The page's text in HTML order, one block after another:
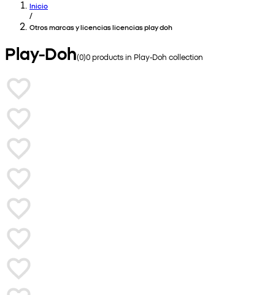
Inicio
/
Otros marcas y licencias licencias play doh
Play-Doh(0)0products in Play-Doh collection